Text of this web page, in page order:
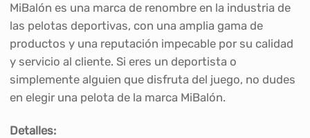
MiBalón es una marca de renombre en la industria de
las pelotas deportivas, con una amplia gama de
productos y una reputación impecable por su calidad
y servicio al cliente. Si eres un deportista o
simplemente alguien que disfruta del juego, no dudes
en elegir una pelota de la marca MiBalón.
Detalles: